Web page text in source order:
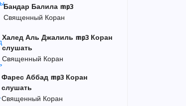
Бандар Балила mp3
Священный Коран
Халед Аль Джалиль mp3 Коран
слушать
Священный Коран
Фарес Аббад mp3 Коран
слушать
Священный Коран